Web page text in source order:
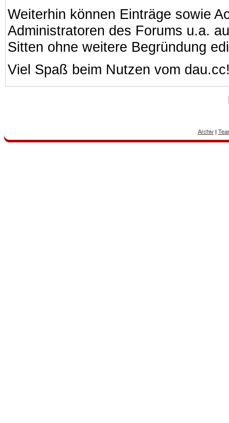
Weiterhin können Einträge sowie
Administratoren des Forums u.a.
Sitten ohne weitere Begründung
Viel Spaß beim Nutzen vom
Archiv|